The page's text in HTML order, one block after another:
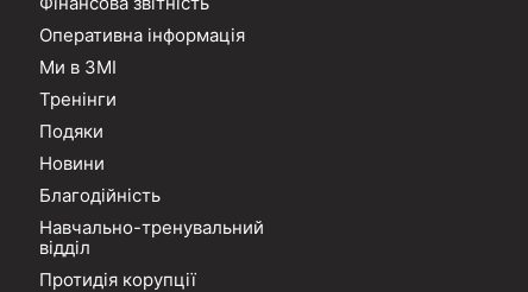
Оперативна інформація
Ми в ЗМІ
Тренінги
Подяки
Новини
Благодійність
Навчально-тренувальний
відділ
Протидія корупції